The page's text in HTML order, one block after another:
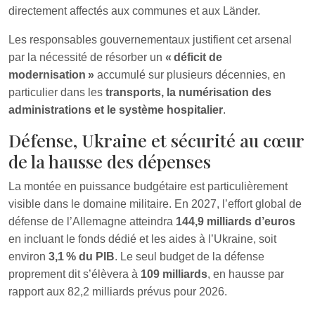
directement affectés aux communes et aux Länder.
Les responsables gouvernementaux justifient cet arsenal
par la nécessité de résorber un « déficit de
modernisation » accumulé sur plusieurs décennies, en
particulier dans les transports, la numérisation des
administrations et le système hospitalier.
Défense, Ukraine et sécurité au cœur
de la hausse des dépenses
La montée en puissance budgétaire est particulièrement
visible dans le domaine militaire. En 2027, l’effort global de
défense de l’Allemagne atteindra 144,9 milliards d’euros
en incluant le fonds dédié et les aides à l’Ukraine, soit
environ 3,1 % du PIB. Le seul budget de la défense
proprement dit s’élèvera à 109 milliards, en hausse par
rapport aux 82,2 milliards prévus pour 2026.